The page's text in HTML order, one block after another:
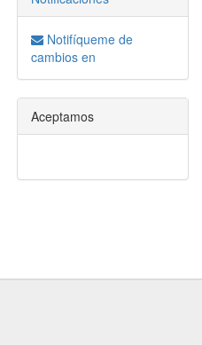
Notifíqueme de
cambios en
Aceptamos